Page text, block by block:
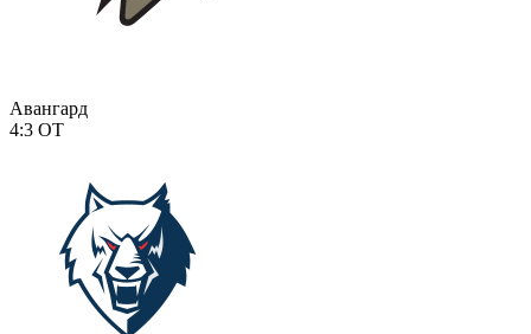
Авангард
4:3 ОТ